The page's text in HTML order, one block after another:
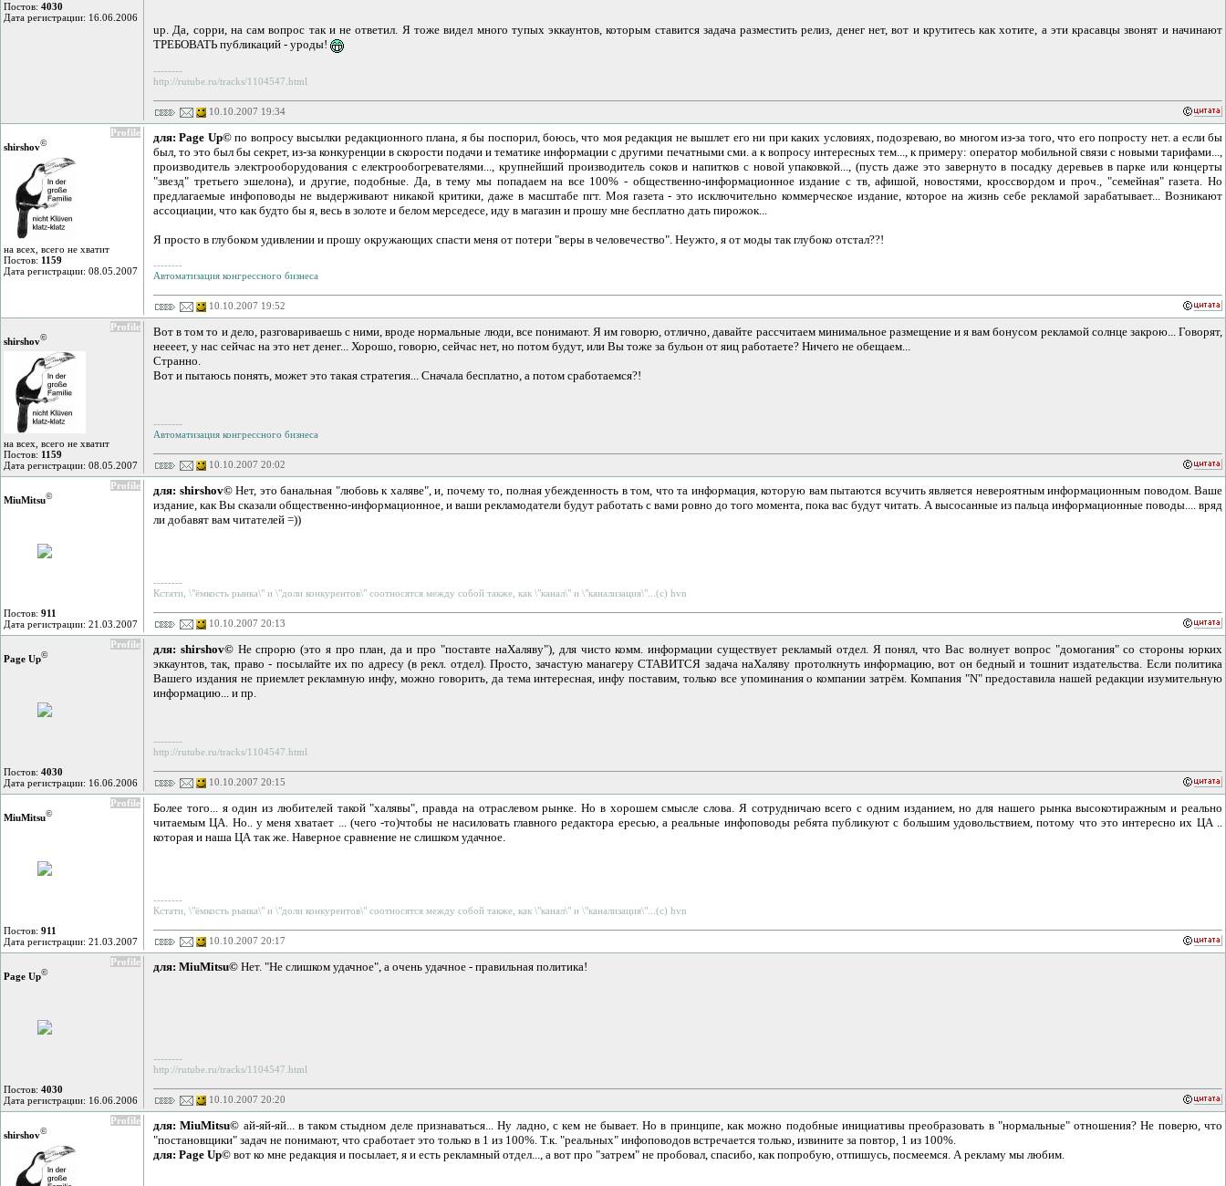
Постов: 4030
Дата регистрации: 16.06.2006
up. Да, сорри, на сам вопрос так и не ответил. Я тоже видел много тупых эккаунтов, которым ставится задача разместить релиз, денег нет, вот и крутитесь как хотите, а эти красавцы звонят и начинают
ТРЕБОВАТЬ публикаций - уроды!
--------
http://rutube.ru/tracks/1104547.html
10.10.2007 19:34
Profile
shirshov©
на всех, всего не хватит
Постов: 1159
Дата регистрации: 08.05.2007
для: Page Up©по вопросу высылки редакционного плана, я бы поспорил, боюсь, что моя редакция не вышлет его ни при каких условиях, подозреваю, во многом из-за того, что его попросту нет. а если бы
был, то это был бы секрет, из-за конкуренции в скорости подачи и тематике информации с другими печатными сми. а к вопросу интересных тем..., к примеру: оператор мобильной связи с новыми тарифами...,
производитель электрооборудования с електрообогревателями..., крупнейший производитель соков и напитков с новой упаковкой..., (пусть даже это завернуто в посадку деревьев в парке или концерты
"звезд" третьего эшелона), и другие, подобные. Да, в тему мы попадаем на все 100% - общественно-информационное издание с тв, афишой, новостями, кроссвордом и проч., "семейная" газета. Но
предлагаемые инфоповоды не выдерживают никакой критики, даже в масштабе пгт. Моя газета - это исключительно коммерческое издание, которое на жизнь себе рекламой зарабатывает... Возникают
ассоциации, что как будто бы я, весь в золоте и белом мерседесе, иду в магазин и прошу мне бесплатно дать пирожок...
Я просто в глубоком удивлении и прошу окружающих спасти меня от потери "веры в человечество". Неужто, я от моды так глубоко отстал??!
--------
Автоматизация конгрессного бизнеса
10.10.2007 19:52
Profile
shirshov©
на всех, всего не хватит
Постов: 1159
Дата регистрации: 08.05.2007
Вот в том то и дело, разговариваешь с ними, вроде нормальные люди, все понимают. Я им говорю, отлично, давайте рассчитаем минимальное размещение и я вам бонусом рекламой солнце закрою... Говорят,
неееет, у нас сейчас на это нет денег... Хорошо, говорю, сейчас нет, но потом будут, или Вы тоже за бульон от яиц работаете? Ничего не обещаем...
Странно.
Вот и пытаюсь понять, может это такая стратегия... Сначала бесплатно, а потом сработаемся?!
--------
Автоматизация конгрессного бизнеса
10.10.2007 20:02
Profile
MiuMitsu©
Постов: 911
Дата регистрации: 21.03.2007
для: shirshov©Нет, это банальная "любовь к халяве", и, почему то, полная убежденность в том, что та информация, которую вам пытаются всучить является невероятным информационным поводом. Ваше
издание, как Вы сказали общественно-информационное, и ваши рекламодатели будут работать с вами ровно до того момента, пока вас будут читать. А высосанные из пальца информационные поводы.... вряд
ли добавят вам читателей =))
--------
Кстати, \"ёмкость рынка\" и \"доли конкурентов\" соотносятся между собой также, как \"канал\" и \"канализация\"...(c) hvn
10.10.2007 20:13
Profile
Page Up©
Постов: 4030
Дата регистрации: 16.06.2006
для: shirshov©Не спрорю (это я про план, да и про "поставте наХаляву"), для чисто комм. информации существует рекламый отдел. Я понял, что Вас волнует вопрос "домогания" со стороны юрких
эккаунтов, так, право - посылайте их по адресу (в рекл. отдел). Просто, зачастую манагеру СТАВИТСЯ задача наХаляву протолкнуть информацию, вот он бедный и тошнит издательства. Если политика
Вашего издания не приемлет рекламную инфу, можно говорить, да тема интересная, инфу поставим, только все упоминания о компании затрём. Компания "N" предоставила нашей редакции изумительную
информацию... и пр.
--------
http://rutube.ru/tracks/1104547.html
10.10.2007 20:15
Profile
MiuMitsu©
Постов: 911
Дата регистрации: 21.03.2007
Более того... я один из любителей такой "халявы", правда на отраслевом рынке. Но в хорошем смысле слова. Я сотрудничаю всего с одним изданием, но для нашего рынка высокотиражным и реально
читаемым ЦА. Но.. у меня хватает ... (чего -то)чтобы не насиловать главного редактора ересью, а реальные инфоповоды ребята публикуют с большим удовольствием, потому что это интересно их ЦА ..
которая и наша ЦА так же. Наверное сравнение не слишком удачное.
--------
Кстати, \"ёмкость рынка\" и \"доли конкурентов\" соотносятся между собой также, как \"канал\" и \"канализация\"...(c) hvn
10.10.2007 20:17
Profile
Page Up©
Постов: 4030
Дата регистрации: 16.06.2006
для: MiuMitsu© Нет. "Не слишком удачное", а очень удачное - правильная политика!
--------
http://rutube.ru/tracks/1104547.html
10.10.2007 20:20
Profile
shirshov© для: MiuMitsu© ай-яй-яй... в таком стыдном деле признаваться... Ну ладно, с кем не бывает. Но в принципе, как можно подобные инициативы преобразовать в "нормальные" отношения? Не поверю, что
"постановщики" задач не понимают, что сработает это только в 1 из 100%. Т.к. "реальных" инфоповодов встречается только, извините за повтор, 1 из 100%.
для: Page Up© вот ко мне редакция и посылает, я и есть рекламный отдел..., а вот про "затрем" не пробовал, спасибо, как попробую, отпишусь, посмеемся. А рекламу мы любим.